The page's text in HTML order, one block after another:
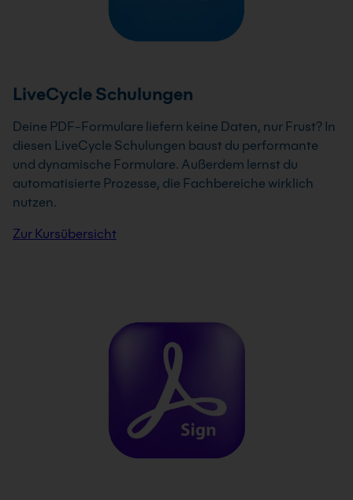
LiveCycle Schulungen
Deine PDF-Formulare liefern keine Daten, nur Frust? In
diesen LiveCycle Schulungen baust du performante
und dynamische Formulare. Außerdem lernst du
automatisierte Prozesse, die Fachbereiche wirklich
nutzen.
Zur Kursübersicht